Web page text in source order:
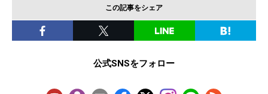
この記事をシェア
公式SNSをフォロー